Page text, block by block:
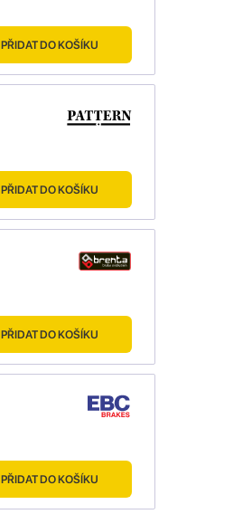
PŘIDAT DO KOŠÍKU
PŘIDAT DO KOŠÍKU
PŘIDAT DO KOŠÍKU
PŘIDAT DO KOŠÍKU